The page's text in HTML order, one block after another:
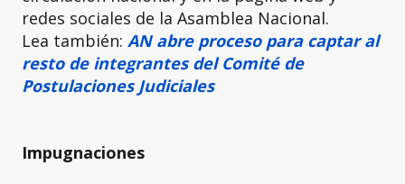
redes sociales de la Asamblea Nacional.
Lea también: AN abre proceso para captar al
resto de integrantes del Comité de
Postulaciones Judiciales
Impugnaciones